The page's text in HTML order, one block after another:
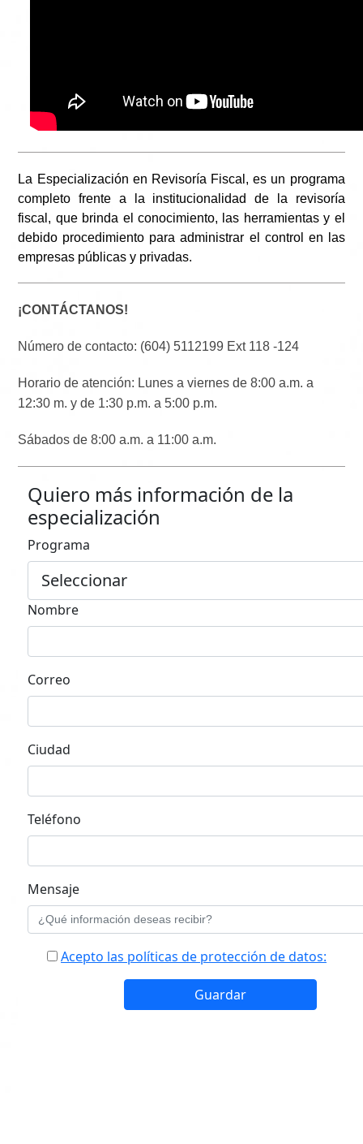
La Especialización en Revisoría Fiscal, es un programa
completo frente a la institucionalidad de la revisoría
fiscal, que brinda el conocimiento, las herramientas y el
debido procedimiento para administrar el control en las
empresas públicas y privadas.
¡CONTÁCTANOS!
Número de contacto: (604) 5112199 Ext 118 -124
Horario de atención: Lunes a viernes de 8:00 a.m. a
12:30 m. y de 1:30 p.m. a 5:00 p.m.
Sábados de 8:00 a.m. a 11:00 a.m.